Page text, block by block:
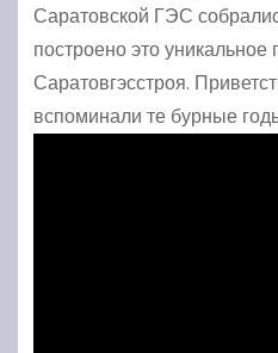
Саратовской ГЭС
построено это
Саратовгэсстроя.
вспоминали те бурные